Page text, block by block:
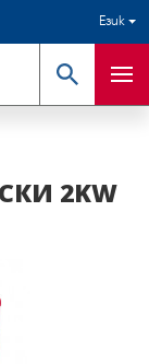
Език
Търсене
2KW